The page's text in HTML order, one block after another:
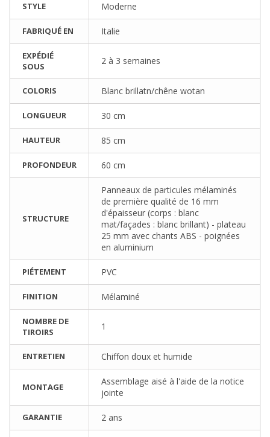
STYLE Moderne
FABRIQUÉ EN Italie
EXPÉDIÉ
SOUS
2 à 3 semaines
COLORIS Blanc brillatn/chêne wotan
LONGUEUR 30 cm
HAUTEUR 85 cm
PROFONDEUR 60 cm
STRUCTURE
Panneaux de particules mélaminés
de première qualité de 16 mm
d'épaisseur (corps : blanc
mat/façades : blanc brillant) - plateau
25 mm avec chants ABS - poignées
en aluminium
PIÉTEMENT PVC
FINITION Mélaminé
NOMBRE DE
TIROIRS
1
ENTRETIEN Chiffon doux et humide
MONTAGE
Assemblage aisé à l'aide de la notice
jointe
GARANTIE 2 ans